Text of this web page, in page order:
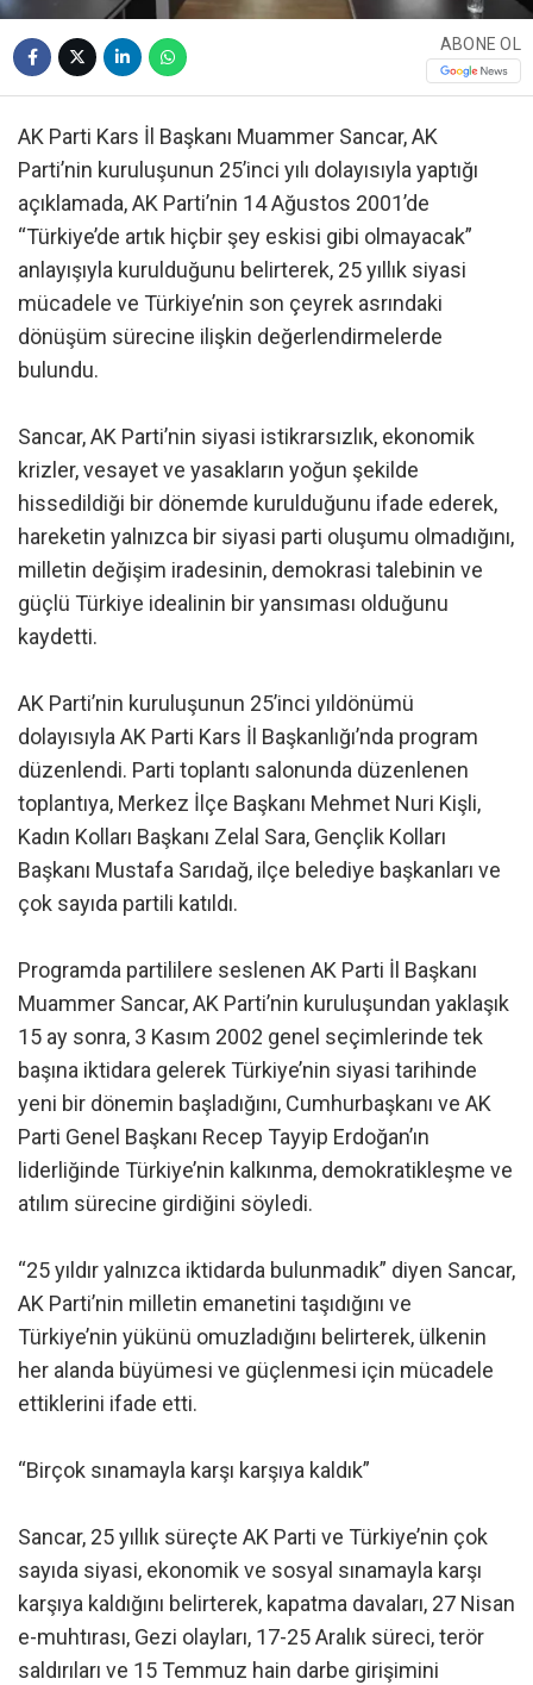
ABONE OL
AK Parti Kars İl Başkanı Muammer Sancar, AK
Parti’nin kuruluşunun 25’inci yılı dolayısıyla yaptığı
açıklamada, AK Parti’nin 14 Ağustos 2001’de
“Türkiye’de artık hiçbir şey eskisi gibi olmayacak”
anlayışıyla kurulduğunu belirterek, 25 yıllık siyasi
mücadele ve Türkiye’nin son çeyrek asrındaki
dönüşüm sürecine ilişkin değerlendirmelerde
bulundu.
Sancar, AK Parti’nin siyasi istikrarsızlık, ekonomik
krizler, vesayet ve yasakların yoğun şekilde
hissedildiği bir dönemde kurulduğunu ifade ederek,
hareketin yalnızca bir siyasi parti oluşumu olmadığını,
milletin değişim iradesinin, demokrasi talebinin ve
güçlü Türkiye idealinin bir yansıması olduğunu
kaydetti.
AK Parti’nin kuruluşunun 25’inci yıldönümü
dolayısıyla AK Parti Kars İl Başkanlığı’nda program
düzenlendi. Parti toplantı salonunda düzenlenen
toplantıya, Merkez İlçe Başkanı Mehmet Nuri Kişli,
Kadın Kolları Başkanı Zelal Sara, Gençlik Kolları
Başkanı Mustafa Sarıdağ, ilçe belediye başkanları ve
çok sayıda partili katıldı.
Programda partililere seslenen AK Parti İl Başkanı
Muammer Sancar, AK Parti’nin kuruluşundan yaklaşık
15 ay sonra, 3 Kasım 2002 genel seçimlerinde tek
başına iktidara gelerek Türkiye’nin siyasi tarihinde
yeni bir dönemin başladığını, Cumhurbaşkanı ve AK
Parti Genel Başkanı Recep Tayyip Erdoğan’ın
liderliğinde Türkiye’nin kalkınma, demokratikleşme ve
atılım sürecine girdiğini söyledi.
“25 yıldır yalnızca iktidarda bulunmadık” diyen Sancar,
AK Parti’nin milletin emanetini taşıdığını ve
Türkiye’nin yükünü omuzladığını belirterek, ülkenin
her alanda büyümesi ve güçlenmesi için mücadele
ettiklerini ifade etti.
“Birçok sınamayla karşı karşıya kaldık”
Sancar, 25 yıllık süreçte AK Parti ve Türkiye’nin çok
sayıda siyasi, ekonomik ve sosyal sınamayla karşı
karşıya kaldığını belirterek, kapatma davaları, 27 Nisan
e-muhtırası, Gezi olayları, 17-25 Aralık süreci, terör
saldırıları ve 15 Temmuz hain darbe girişimini